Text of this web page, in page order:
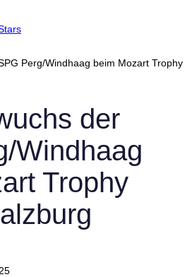
Perg/Windhaag beim Mozart Trophy
der
Windhaag
Trophy